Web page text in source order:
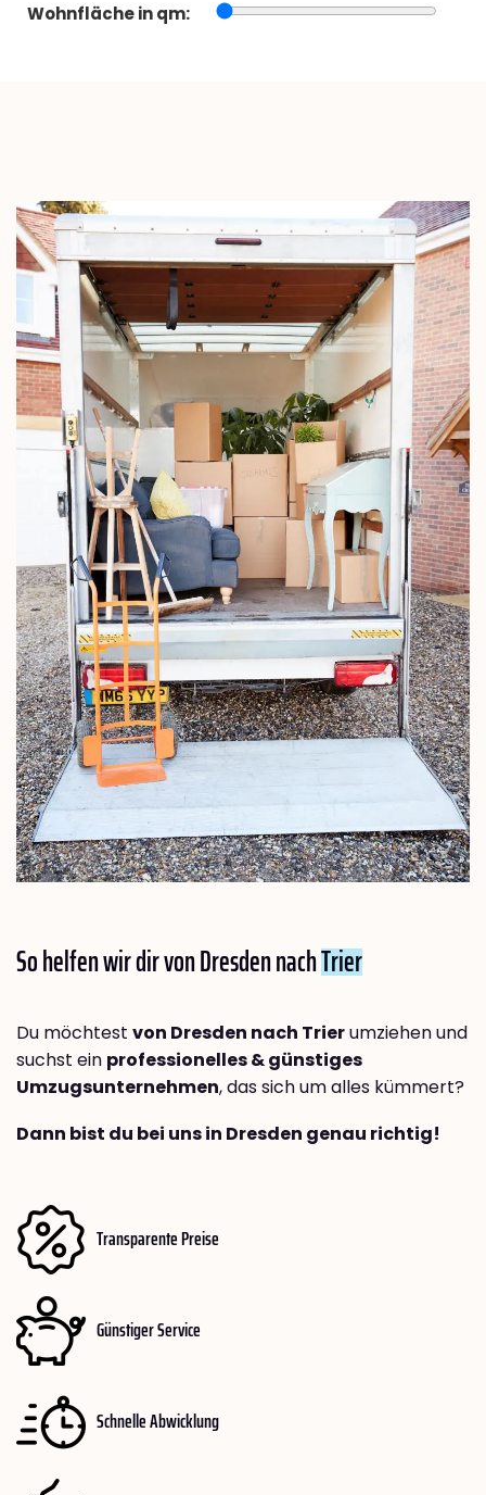
Wohnfläche in qm:
So helfen wir dir von Dresden nachTrier
Du möchtest von Dresden nach Trierumziehen und
suchst ein professionelles & günstiges
Umzugsunternehmen, das sich um alles kümmert?
Dann bist du bei uns in Dresden genau richtig!
Transparente Preise
Günstiger Service
Schnelle Abwicklung